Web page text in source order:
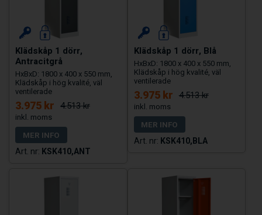
Klädskåp 1 dörr,
Antracitgrå
HxBxD: 1800 x 400 x 550 mm,
Klädskåp i hög kvalité, väl
ventilerade
3.975 kr 4.513 kr
MER INFO
KSK410,ANT
Klädskåp 1 dörr, Blå
HxBxD: 1800 x 400 x 550 mm,
Klädskåp i hög kvalité, väl
ventilerade
3.975 kr 4.513 kr
MER INFO
KSK410,BLA